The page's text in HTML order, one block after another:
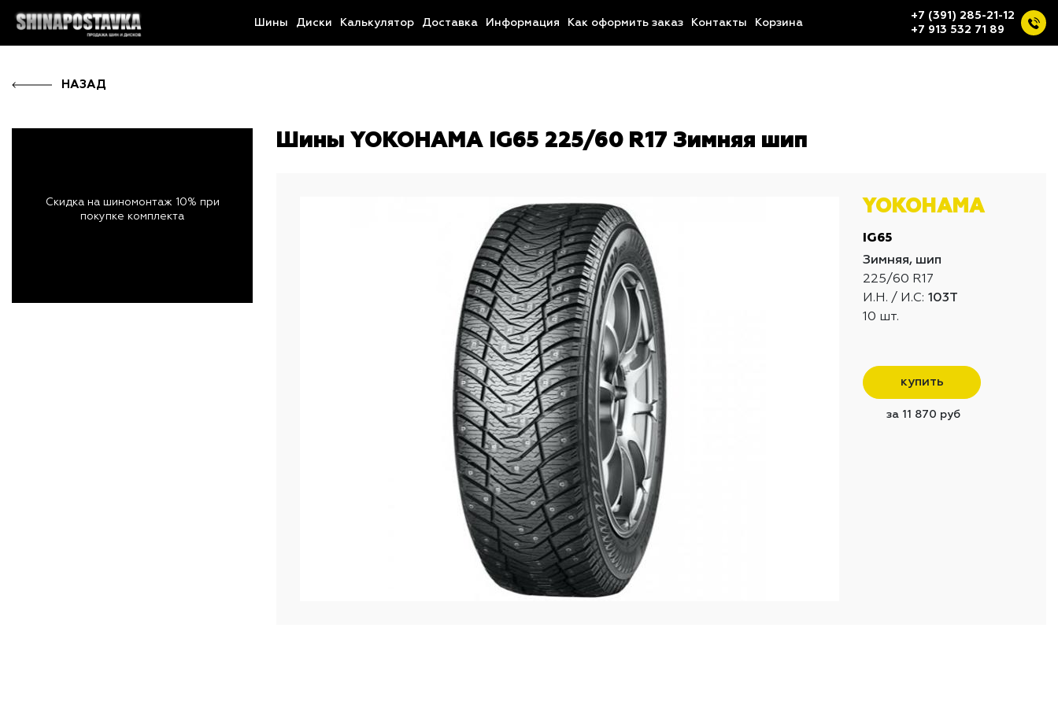
Шины Диски Калькулятор Доставка Информация Как оформить заказ Контакты Корзина
+7 (391) 285-21-12
+7 913 532 71 89
НАЗАД
Шины YOKOHAMA IG65 225/60 R17 Зимняя шип
YOKOHAMA
IG65
Зимняя, шип
225/60 R17
И.Н. / И.С: 103T
10 шт.
купить
за 11 870 руб
Скидка на шиномонтаж 10% при
покупке комплекта